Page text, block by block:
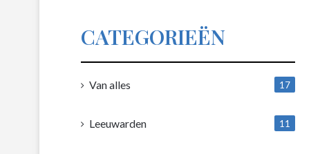
CATEGORIEËN
Van alles
17
Leeuwarden
11